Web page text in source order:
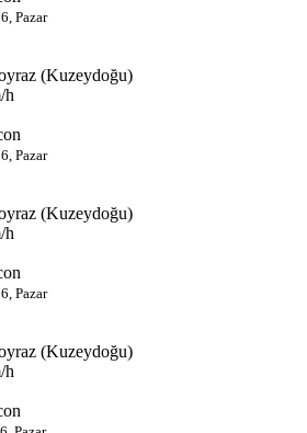
Pazar
(Kuzeydoğu)
h
Pazar
(Kuzeydoğu)
h
Pazar
(Kuzeydoğu)
h